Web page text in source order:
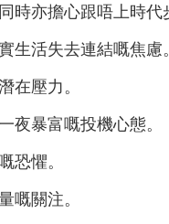
時亦擔心跟唔上時代
生活失去連結嘅焦慮
在壓力。
夜暴富嘅投機心態。
恐懼。
嘅關注。